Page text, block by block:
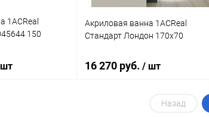
1ACReal
150
Акриловая ванна 1ACReal
Стандарт Лондон 170x70
16 270 руб. / шт
Назад